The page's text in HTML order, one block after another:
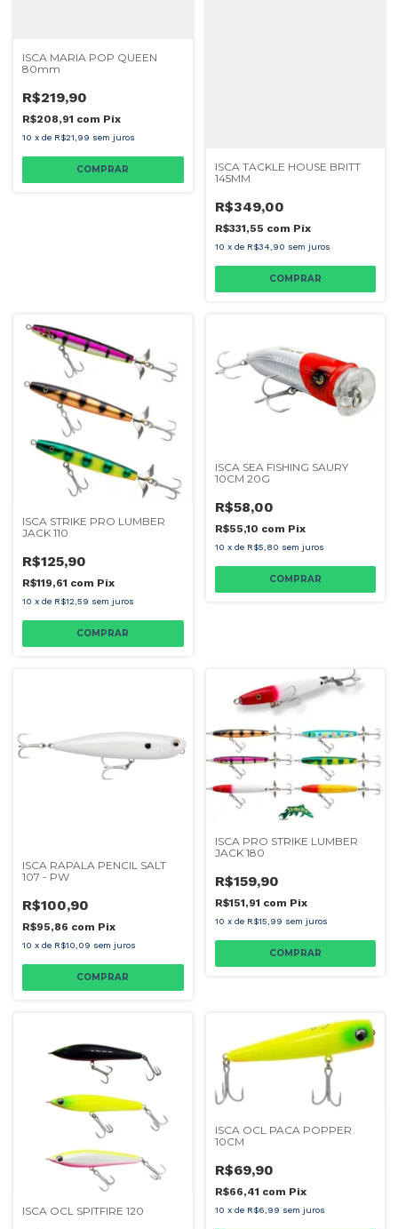
ISCA MARIA POP QUEEN
80mm
R$219,90
R$208,91 com Pix
10 x de R$21,99 sem juros
COMPRAR
ISCA TACKLE HOUSE BRITT
145MM
R$349,00
R$331,55 com Pix
10 x de R$34,90 sem juros
COMPRAR
ISCA STRIKE PRO LUMBER
JACK 110
R$125,90
R$119,61 com Pix
10 x de R$12,59 sem juros
COMPRAR
ISCA SEA FISHING SAURY
10CM 20G
R$58,00
R$55,10 com Pix
10 x de R$5,80 sem juros
COMPRAR
ISCA RAPALA PENCIL SALT
107 - PW
R$100,90
R$95,86 com Pix
10 x de R$10,09 sem juros
ISCA PRO STRIKE LUMBER
JACK 180
R$159,90
R$151,91 com Pix
10 x de R$15,99 sem juros
COMPRAR
ISCA OCL SPITFIRE 120
ISCA OCL PACA POPPER
10CM
R$69,90
R$66,41 com Pix
10 x de R$6,99 sem juros